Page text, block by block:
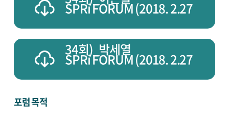
SPRi FORUM (2018. 2.27
34회)_박세열
SPRi FORUM (2018. 2.27
포럼 목적